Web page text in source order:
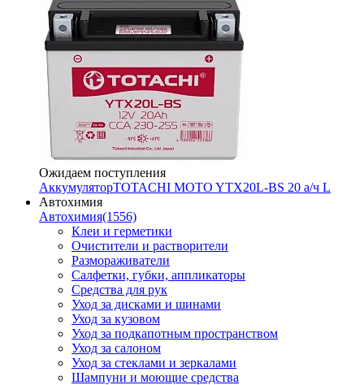
Ожидаем поступления
АккумуляторTOTACHI MOTO YTX20L-BS 20 а/ч L
Автохимия
Автохимия(1556)
Клеи и герметики
Очистители и растворители
Размораживатели
Салфетки, губки, аппликаторы
Средства для рук
Уход за дисками и шинами
Уход за кузовом
Уход за подкапотным пространством
Уход за салоном
Уход за стеклами и зеркалами
Шампуни и моющие средства